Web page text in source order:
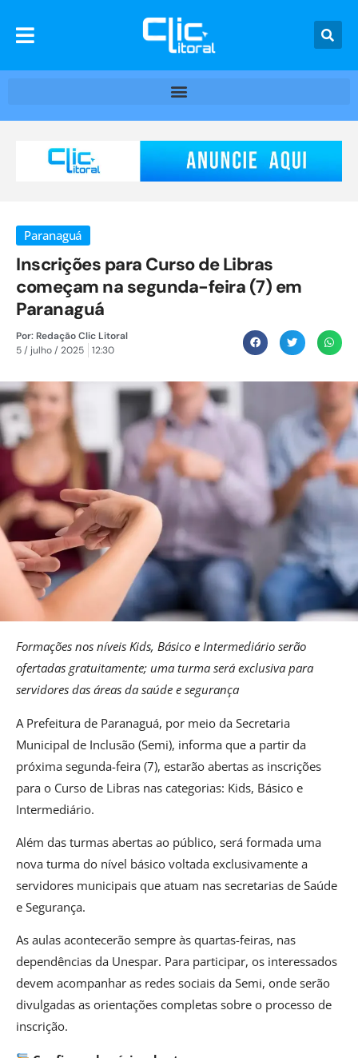
Paranaguá
Inscrições para Curso de Libras
começam na segunda-feira (7) em
Paranaguá
Por:Redação Clic Litoral
5 / julho / 2025
12:30
Formações nos níveis Kids, Básico e Intermediário serão
ofertadas gratuitamente; uma turma será exclusiva para
servidores das áreas da saúde e segurança
A Prefeitura de Paranaguá, por meio da Secretaria
Municipal de Inclusão (Semi), informa que a partir da
próxima segunda-feira (7), estarão abertas as inscrições
para o Curso de Libras nas categorias: Kids, Básico e
Intermediário.
Além das turmas abertas ao público, será formada uma
nova turma do nível básico voltada exclusivamente a
servidores municipais que atuam nas secretarias de Saúde
e Segurança.
As aulas acontecerão sempre às quartas-feiras, nas
dependências da Unespar. Para participar, os interessados
devem acompanhar as redes sociais da Semi, onde serão
divulgadas as orientações completas sobre o processo de
inscrição.